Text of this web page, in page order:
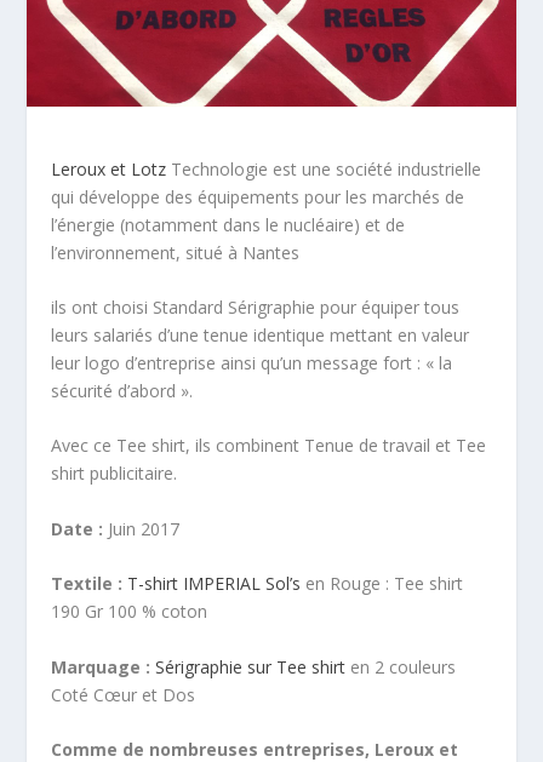
Leroux et Lotz Technologie est une société industrielle
qui développe des équipements pour les marchés de
l’énergie (notamment dans le nucléaire) et de
l’environnement, situé à Nantes
ils ont choisi Standard Sérigraphie pour équiper tous
leurs salariés d’une tenue identique mettant en valeur
leur logo d’entreprise ainsi qu’un message fort : « la
sécurité d’abord ».
Avec ce Tee shirt, ils combinent Tenue de travail et Tee
shirt publicitaire.
Date : Juin 2017
Textile : T-shirt IMPERIAL Sol’s en Rouge : Tee shirt
190 Gr 100 % coton
Marquage : Sérigraphie sur Tee shirt en 2 couleurs
Coté Cœur et Dos
Comme de nombreuses entreprises, Leroux et